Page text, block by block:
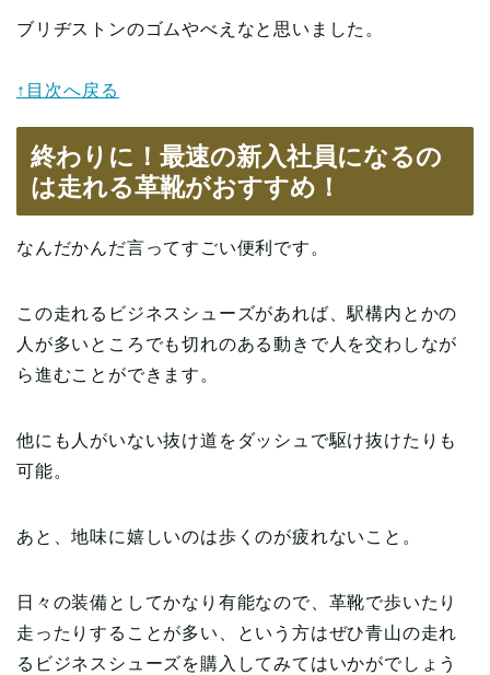
ブリヂストンのゴムやべえなと思いました。
↑目次へ戻る
終わりに！最速の新入社員になるの
は走れる革靴がおすすめ！
なんだかんだ言ってすごい便利です。
この走れるビジネスシューズがあれば、駅構内とかの
人が多いところでも切れのある動きで人を交わしなが
ら進むことができます。
他にも人がいない抜け道をダッシュで駆け抜けたりも
可能。
あと、地味に嬉しいのは歩くのが疲れないこと。
日々の装備としてかなり有能なので、革靴で歩いたり
走ったりすることが多い、という方はぜひ青山の走れ
るビジネスシューズを購入してみてはいかがでしょう